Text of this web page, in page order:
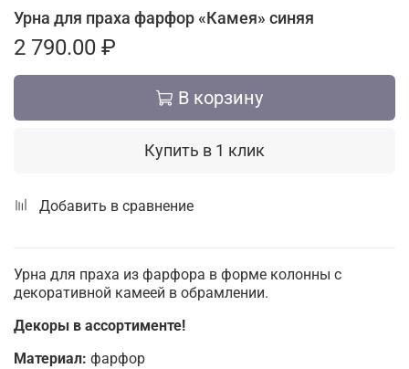
Урна для праха фарфор «Камея» синяя
2 790.00 ₽
В корзину
Купить в 1 клик
Добавить в сравнение
Урна для праха из фарфора в форме колонны с
декоративной камеей в обрамлении.
Декоры в ассортименте!
Материал: фарфор